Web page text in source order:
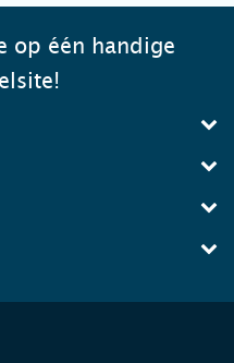
op één handige